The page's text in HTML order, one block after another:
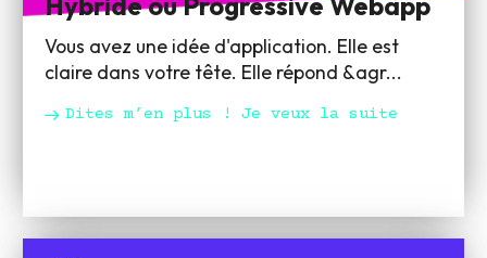
Vous avez une idée d'application. Elle est
claire dans votre tête. Elle répond &agr...
Dites m’en plus ! Je veux la suite